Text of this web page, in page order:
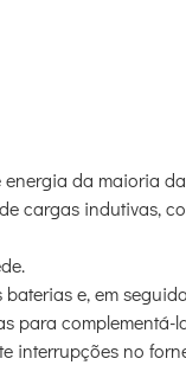
da maioria
cargas indutivas,
e, em
para complementá-
interrupções no